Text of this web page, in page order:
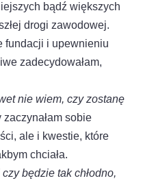
bądź większych
drogi zawodowej.
fundacji i upewnieniu
zadecydowałam,
nie wiem, czy zostanę
zaczynałam sobie
ale i kwestie, które
chciała.
będzie tak chłodno,